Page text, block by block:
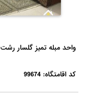
واحد مبله تمیز گلسار رشت
کد اقامتگاه: 99674